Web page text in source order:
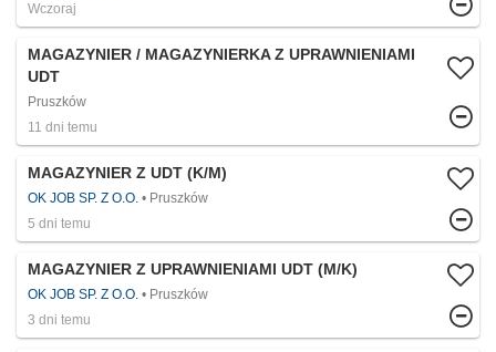
Wczoraj
MAGAZYNIER / MAGAZYNIERKA Z UPRAWNIENIAMI
UDT
Pruszków
11 dni temu
MAGAZYNIER Z UDT (K/M)
OK JOB SP. Z O.O.
Pruszków
5 dni temu
MAGAZYNIER Z UPRAWNIENIAMI UDT (M/K)
OK JOB SP. Z O.O.
Pruszków
3 dni temu